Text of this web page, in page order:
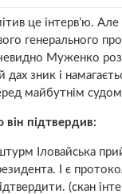
це інтерв’ю. Але
генерального
Муженко
дах зник і
майбутнім
підтвердив:
Іловайська
І є
(скан